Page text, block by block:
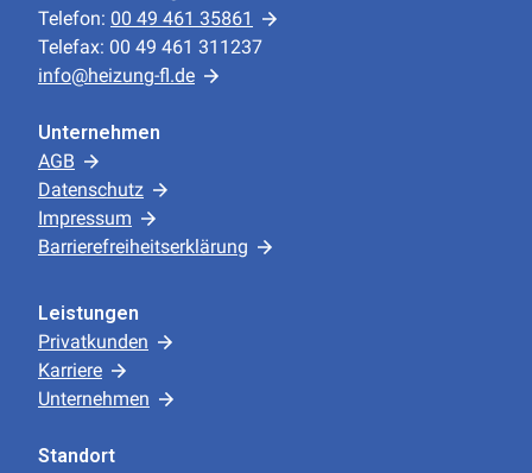
Telefon: 00 49 461 35861
Telefax: 00 49 461 311237
info@heizung-fl.de
Unternehmen
AGB
Datenschutz
Impressum
Barrierefreiheitserklärung
Leistungen
Privatkunden
Karriere
Unternehmen
Standort